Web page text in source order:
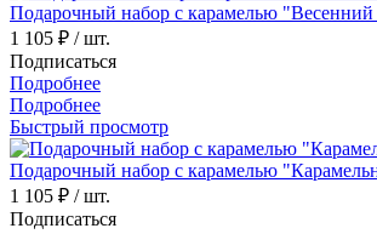
Подарочный набор с карамелью "Весенний
1 105 ₽ / шт.
Подписаться
Подробнее
Подробнее
Быстрый просмотр
Подарочный набор с карамелью
1 105 ₽ / шт.
Подписаться